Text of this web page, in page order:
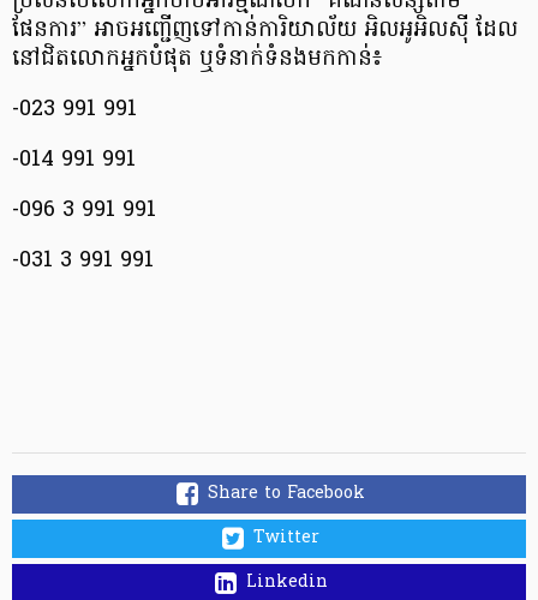
ផែនការ” អាចអញ្ជើញទៅកាន់ការិយាល័យ អិលអូអិលស៊ី ដែល
នៅជិតលោកអ្នកបំផុត ឬទំនាក់ទំនងមកកាន់៖
-023 991 991
-014 991 991
-096 3 991 991
-031 3 991 991
Share to Facebook
Twitter
Linkedin